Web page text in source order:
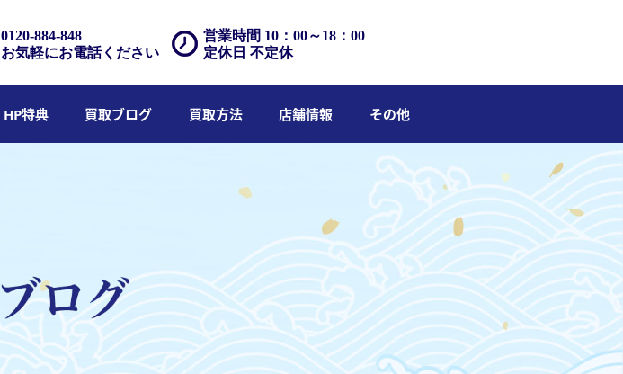
営業時間 10：00～18：00
定休日 不定休
0120-884-848
お気軽にお電話ください
HP特典 買取ブログ 買取方法 店舗情報 その他